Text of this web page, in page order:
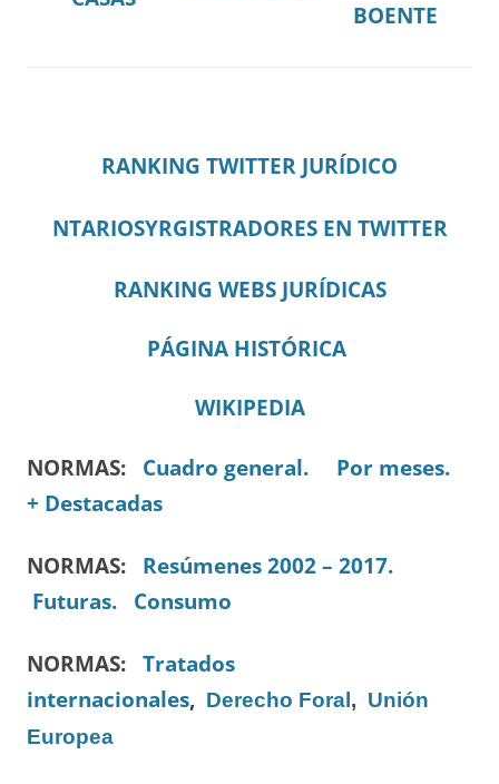
BOENTE
RANKING TWITTER JURÍDICO
NTARIOSYRGISTRADORES EN TWITTER
RANKING WEBS JURÍDICAS
PÁGINA HISTÓRICA
WIKIPEDIA
NORMAS: Cuadro general.
Por meses.
+ Destacadas
NORMAS: Resúmenes 2002 – 2017.
Futuras.
Consumo
NORMAS: Tratados
internacionales, Derecho Foral , Unión
Europea